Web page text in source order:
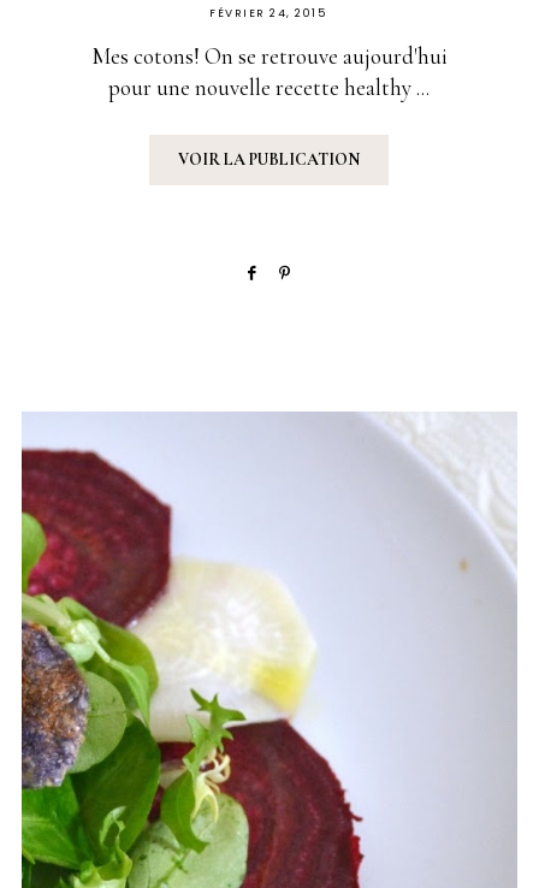
PUBLIÉ
FÉVRIER 24, 2015
Mes cotons! On se retrouve aujourd'hui
pour une nouvelle recette healthy ...
VOIR LA PUBLICATION